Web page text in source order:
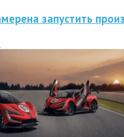
запустить